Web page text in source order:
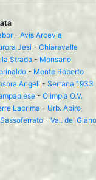
- Avis Arcevia
Jesi - Chiaravalle
Strada - Monsano
- Monte Roberto
Angeli - Serrana 1933
- Olimpia O.V.
Lacrima - Urb. Apiro
- Val. del Giano